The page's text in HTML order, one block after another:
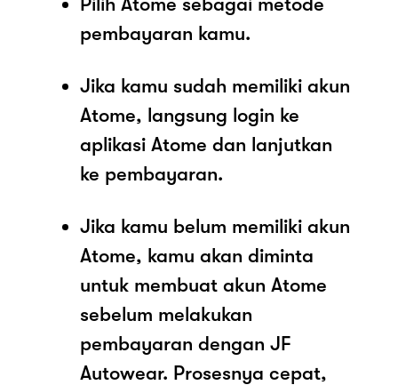
pembayaran kamu.
Jika kamu sudah memiliki akun
Atome, langsung login ke
aplikasi Atome dan lanjutkan
ke pembayaran.
Jika kamu belum memiliki akun
Atome, kamu akan diminta
untuk membuat akun Atome
sebelum melakukan
pembayaran dengan JF
Autowear. Prosesnya cepat,